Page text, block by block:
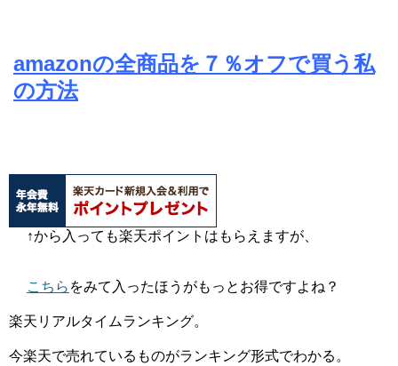
amazonの全商品を７％オフで買う私
の方法
↑から入っても楽天ポイントはもらえますが、
こちら をみて入ったほうがもっとお得ですよね？
楽天リアルタイムランキング。
今楽天で売れているものがランキング形式でわかる。